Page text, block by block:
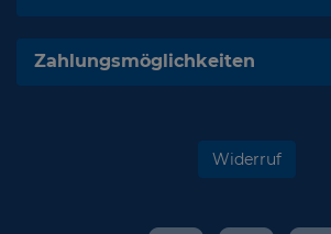
Zahlungsmöglichkeiten
Widerruf